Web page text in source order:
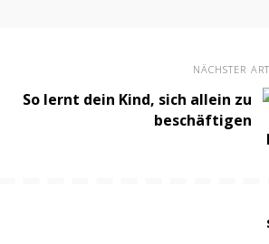
NÄCHSTER
So lernt dein Kind, sich allein zu
beschäftigen